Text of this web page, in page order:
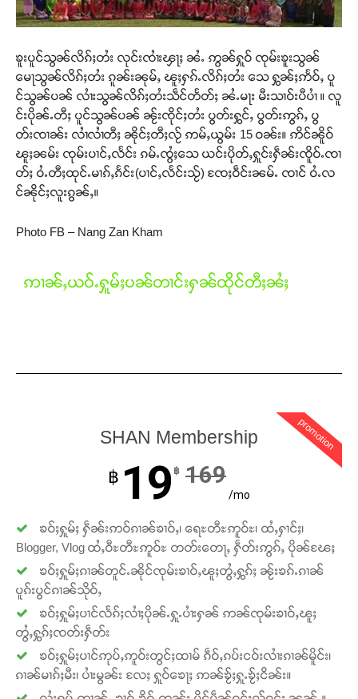
Support SHAN
တႃႇႁႂ်ႈသဵင်ၵၢင်ၸႂ်ၵူၼ်းမိူင်း ၵူႈတီႈၵူႈလႅၼ်ပေႃးတေၸွ
တ်ႇ တူဝ်ႈလုမ်ႈၾႃႉၼၼ်ႉ ၶဝ်ႈႁူမ်ႈၵမ်ႉထႅမ် ၸုမ်းၶၢ
ၶူးပူင်သွၼ်လိၵ်ႈတႆး လုင်းၸၢႆးၾႃႈ ၼႆႉ ဢွၼ်ႁူဝ် ၸုမ်းၶူးသွၼ်
မေႃသွၼ်လိၵ်ႈတႆး ၵူၼ်းၼုမ်ႇ ၽူႈႁၵ်ႉလိၵ်ႈတႆး သေ ႁွၼ်ႈဢႅဝ်ႇ ပူ
င်သွၼ်ပၼ် လၢႆးသွၼ်လိၵ်ႈတႆးသဵင်တႅတ်ႈ ၼႆႉမႃး မီးသၢဝ်းပီပၢႆ ။ လူ
င်းပိုၼ်ႉတီႈ ပူင်သွၼ်ပၼ် ၼႂ်းၸိုင်ႈတႆး ပွတ်းႁွင်ႇ ပွတ်းဢွၵ်ႇ ပွ
တ်းၸၢၼ်း လၢႆလၢႆတီႈ ၼိုင်ႈတီႈလႂ် ဢမ်ႇယွမ်း 15 ဝၼ်း။ ဢိင်ၼိူဝ်
ၽူႈၼမ်း ၸုမ်းပၢင်ႇလႅင်း ၵမ်ႉၸွႆႈသေ ယင်းပိုတ်ႇႁူင်းႁဵၼ်းၸိူဝ်ႉၸၢ
တ်ႈ ဝႆႉတီႈထုင်ႉမၢၵ်ႇၵႅင်း(ပၢင်ႇလႅင်းသႂ်) ၸႄႈဝဵင်းၼမ်ႉ ၸၢင် ဝႆႉလ
င်ၼိုင်ႈလူးၵွၼ်ႇ။
Photo FB – Nang Zan Kham
ဢၢၼ်ႇယဝ်ႉႁူမ်ႈပၼ်တၢင်းႁၼ်ထိုင်တီႈၼႆႈ
promotion
SHAN Membership
฿ 19 ฿ 169
/mo
ၶဝ်ႈႁူမ်ႈ ႁဵၼ်းဢဝ်ၵၢၼ်ၶၢဝ်ႇ၊ ရေႊတီႊဢူဝ်ႊ၊ ထႆႇႁၢင်ႈ၊
Blogger, Vlog ထႆႇဝီႊတီႊဢူဝ်ႊ တတ်းတေႃႇ ႁဵတ်းဢွၵ်ႇ ပိုၼ်ၽႄႈ
ၶဝ်ႈႁူမ်ႈၵၢၼ်တူင်ႉၼိုင်ၸုမ်းၶၢဝ်ႇၽူႈတွႆႇႁွၵ်ႈ ၼႂ်းၶၵ်ႉၵၢၼ်
ပူၵ်းပွင်ၵၢၼ်သိုဝ်ႇ
ၶဝ်ႈႁူမ်ႈပၢင်လႅၵ်ႈလၢႆႈပိုၼ်ႉႁူႉပၢႆးႁၼ် ဢၼ်ၸုမ်းၶၢဝ်ႇၽူႈ
တွႆႇႁွၵ်ႈၸတ်းႁဵတ်း
ၶဝ်ႈႁူမ်ႈပၢင်ဢုပ်ႇဢူဝ်းတွင်ႈထၢမ် ၵဵဝ်ႇၵပ်းငဝ်းလၢႆးၵၢၼ်မိူင်း၊
ၵၢၼ်မၢၵ်ႈမီး၊ ပၢႆးမွၼ်း လႄႈ ႁူဝ်ၶေႃႈ ဢၼ်ၶႂ်ႈႁူႉၶႂ်ႈငိၼ်း။